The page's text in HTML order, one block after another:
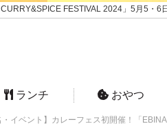
FESTIVAL 2024」5月5・
ランチ おやつ
・イベント】カレーフェス初開催！「